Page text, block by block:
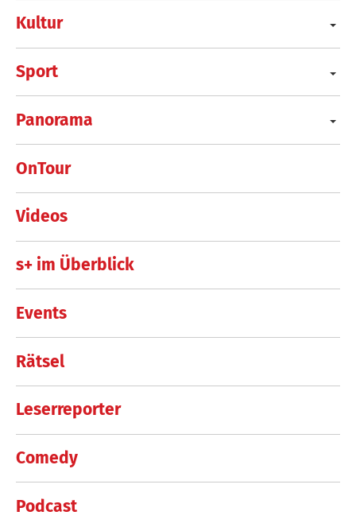
Kultur
Sport
Panorama
OnTour
Videos
s+ im Überblick
Events
Rätsel
Leserreporter
Comedy
Podcast